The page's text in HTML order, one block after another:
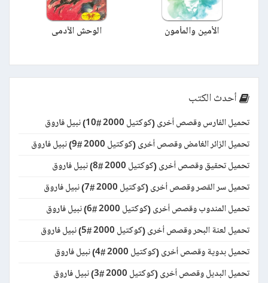
الأمين والمأمون الوحش الآدمى
أحدث الكتب
تحميل الفارس وقصص أخرى (كوكتيل 2000 #10) نبيل فاروق
تحميل الزائر الغامض وقصص أخرى (كوكتيل 2000 #9) نبيل فاروق
تحميل تحقيق وقصص أخرى (كوكتيل 2000 #8) نبيل فاروق
تحميل سر القصر وقصص أخرى (كوكتيل 2000 #7) نبيل فاروق
تحميل المندوب وقصص أخرى (كوكتيل 2000 #6) نبيل فاروق
تحميل لعنة البحر وقصص أخرى (كوكتيل 2000 #5) نبيل فاروق
تحميل بدوية وقصص أخرى (كوكتيل 2000 #4) نبيل فاروق
تحميل البديل وقصص أخرى (كوكتيل 2000 #3) نبيل فاروق